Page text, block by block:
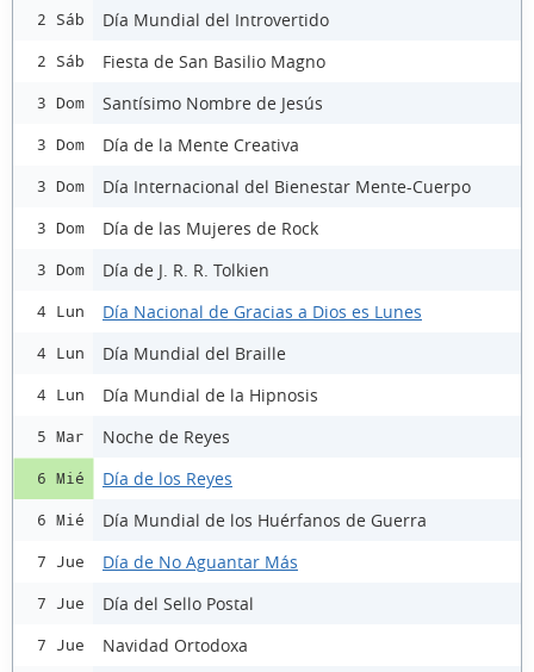
2 Sáb Día Mundial del Introvertido
2 Sáb Fiesta de San Basilio Magno
3 Dom Santísimo Nombre de Jesús
3 Dom Día de la Mente Creativa
3 Dom Día Internacional del Bienestar Mente-Cuerpo
3 Dom Día de las Mujeres de Rock
3 Dom Día de J. R. R. Tolkien
4 Lun Día Nacional de Gracias a Dios es Lunes
4 Lun Día Mundial del Braille
4 Lun Día Mundial de la Hipnosis
5 Mar Noche de Reyes
6 Mié Día de los Reyes
6 Mié Día Mundial de los Huérfanos de Guerra
7 Jue Día de No Aguantar Más
7 Jue Día del Sello Postal
7 Jue Navidad Ortodoxa